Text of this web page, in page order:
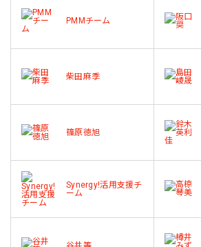
PMMチーム
柴田麻季
篠原徳旭
Synergy!活用支援チ
ーム